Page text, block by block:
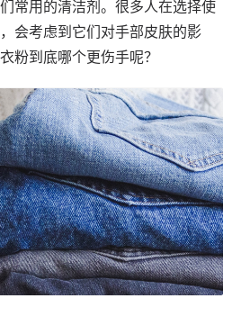
常用的清洁剂。很多人在选择使
会考虑到它们对手部皮肤的影
粉到底哪个更伤手呢？